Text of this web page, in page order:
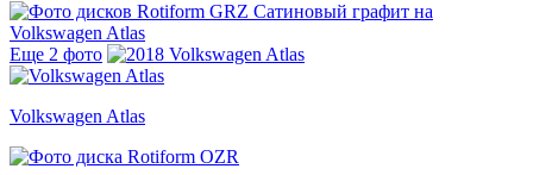
Еще 2 фото
Volkswagen Atlas